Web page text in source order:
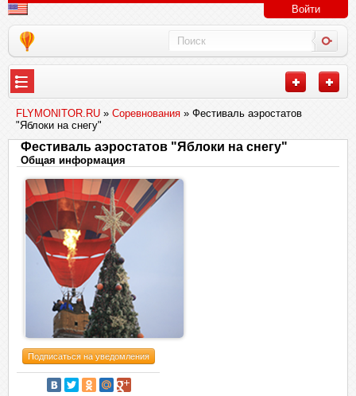
Войти
FLYMONITOR.RU » Соревнования » Фестиваль аэростатов
"Яблоки на снегу"
Фестиваль аэростатов "Яблоки на снегу"
Общая информация
Подписаться на уведомления